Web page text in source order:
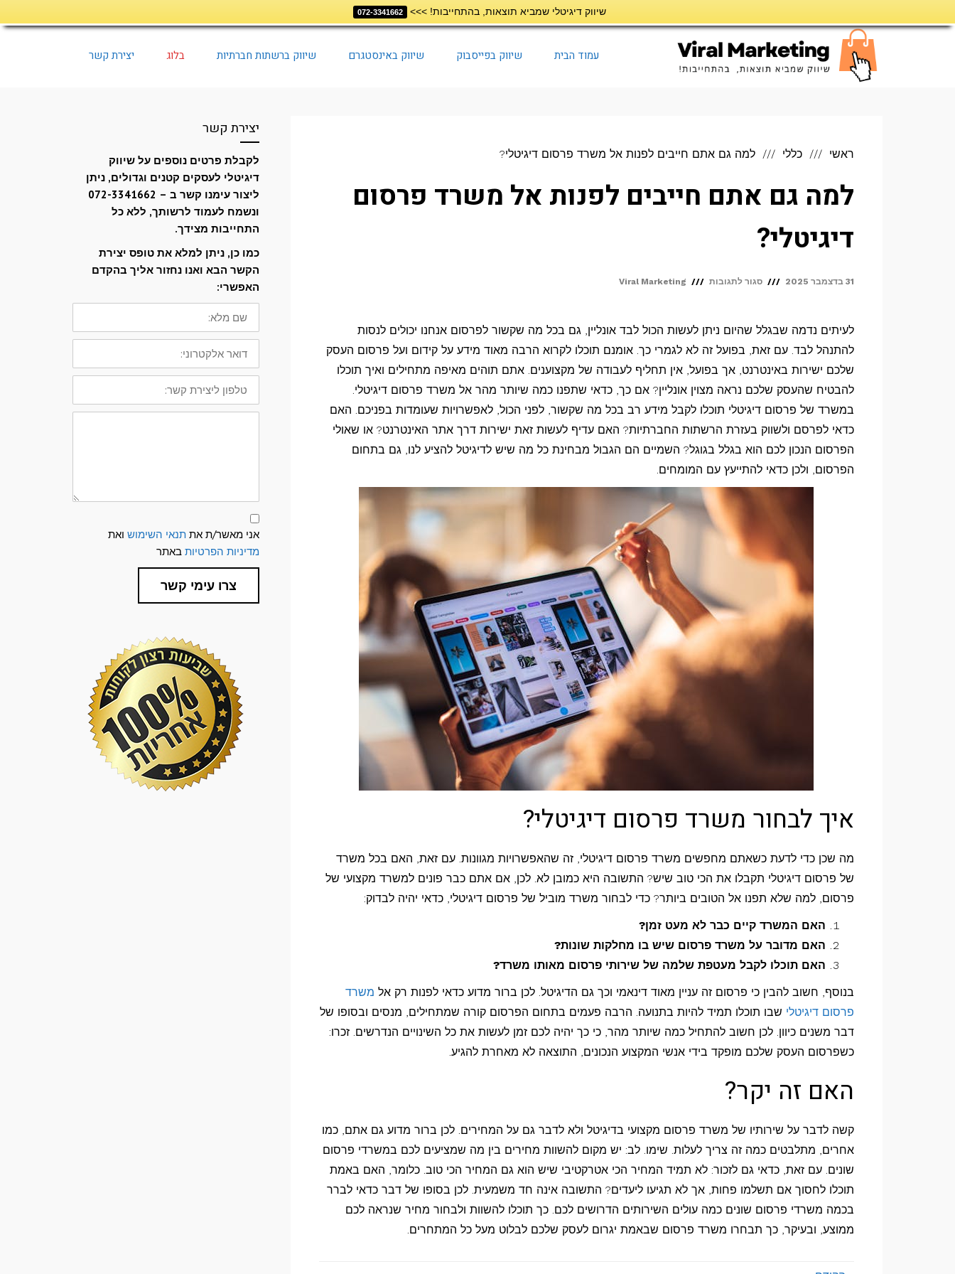
שיווק דיגיטלי שמביא תוצאות, בהתחייבות! >>> 072-3341662
לתוכן
עמוד הבית שיווק בפייסבוק שיווק באינסטגרם שיווק ברשתות חברתיות בלוג יצירת קשר
ראשי כללי למה גם אתם חייבים לפנות אל משרד פרסום דיגיטלי?
למה גם אתם חייבים לפנות אל משרד פרסום
דיגיטלי?
31 בדצמבר 2025 סגור לתגובות על
אתם
חייבים
לפנות
אל
משרד
פרסום
דיגיטלי?
Viral Marketing
לעיתים נדמה שבגלל שהיום ניתן לעשות הכול לבד אונליין, גם בכל מה שקשור לפרסום אנחנו יכולים לנסות
להתנהל לבד. עם זאת, בפועל זה לא לגמרי כך. אומנם תוכלו לקרוא הרבה מאוד מידע על קידום ועל פרסום העסק
שלכם ישירות באינטרנט, אך בפועל, אין תחליף לעבודה של מקצוענים. אתם תוהים מאיפה מתחילים ואיך תוכלו
להבטיח שהעסק שלכם נראה מצוין אונליין? אם כך, כדאי שתפנו כמה שיותר מהר אל משרד פרסום דיגיטלי.
במשרד של פרסום דיגיטלי תוכלו לקבל מידע רב בכל מה שקשור, לפני הכול, לאפשרויות שעומדות בפניכם. האם
כדאי לפרסם ולשווק בעזרת הרשתות החברתיות? האם עדיף לעשות זאת ישירות דרך אתר האינטרנט? או שאולי
הפרסום הנכון לכם הוא בגלל בגוגל? השמיים הם הגבול מבחינת כל מה שיש לדיגיטל להציע לנו, גם בתחום
הפרסום, ולכן כדאי להתייעץ עם המומחים.
איך לבחור משרד פרסום דיגיטלי?
מה שכן כדי לדעת כשאתם מחפשים משרד פרסום דיגיטלי, זה שהאפשרויות מגוונות. עם זאת, האם בכל משרד
של פרסום דיגיטלי תקבלו את הכי טוב שיש? התשובה היא כמובן לא. לכן, אם אתם כבר פונים למשרד מקצועי של
פרסום, למה שלא תפנו אל הטובים ביותר? כדי לבחור משרד מוביל של פרסום דיגיטלי, כדאי יהיה לבדוק:
האם המשרד קיים כבר לא מעט זמן?
האם מדובר על משרד פרסום שיש בו מחלקות שונות?
האם תוכלו לקבל מעטפת שלמה של שירותי פרסום מאותו משרד?
בנוסף, חשוב להבין כי פרסום זה עניין מאוד דינאמי וכך גם הדיגיטל. לכן ברור מדוע כדאי לפנות רק אל משרד
פרסום דיגיטלי שבו תוכלו תמיד להיות בתנועה. הרבה פעמים בתחום הפרסום קורה שמתחילים, מנסים ובסופו של
דבר משנים כיוון. לכן חשוב להתחיל כמה שיותר מהר, כי כך יהיה לכם זמן לעשות את כל השינויים הנדרשים. זכרו:
כשפרסום העסק שלכם מופקד בידי אנשי המקצוע הנכונים, התוצאה לא מאחרת להגיע.
האם זה יקר?
קשה לדבר על שירותיו של משרד פרסום מקצועי בדיגיטל ולא לדבר גם על המחירים. לכן ברור מדוע גם אתם, כמו
אחרים, מתלבטים כמה זה צריך לעלות. שימו. לב: יש מקום להשוות מחירים בין מה שמציעים לכם במשרדי פרסום
שונים. עם זאת, כדאי גם לזכור: לא תמיד המחיר הכי אטרקטיבי שיש הוא גם המחיר הכי טוב. כלומר, האם באמת
תוכלו לחסוך אם תשלמו פחות, אך לא תגיעו ליעדים? התשובה אינה חד משמעית. לכן בסופו של דבר כדאי לברר
בכמה משרדי פרסום שונים כמה עולים השירותים הדרושים לכם. כך תוכלו להשוות ולבחור מחיר שנראה לכם
ממוצע, ובעיקר, כך תבחרו משרד פרסום שבאמת יגרום לעסק שלכם לבלוט מעל כל המתחרים.
יצירת קשר
לקבלת פרטים נוספים על שיווק
דיגיטלי לעסקים קטנים וגדולים, ניתן
ליצור עימנו קשר ב – 072-3341662
ונשמח לעמוד לרשותך, ללא כל
התחייבות מצידך.
כמו כן, ניתן למלא את טופס יצירת
הקשר הבא ואנו נחזור אליך בהקדם
האפשרי:
שם
מלא:
דואר
אלקטרוני:
טלפון
ליצירת
קשר:
ההודעה
תנאי
שימוש
ומדיניות
פרטיות
אני מאשר/ת אתתנאי השימוש ואת
מדיניות הפרטיות באתר
צרו עימי קשר